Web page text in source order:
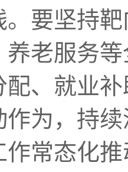
要坚持
养老服务
配、就业
作为，持
作常态化